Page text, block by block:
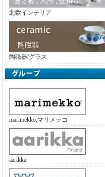
北欧インテリア
陶磁器/グラス
marimekko,マリメッコ
aarikka